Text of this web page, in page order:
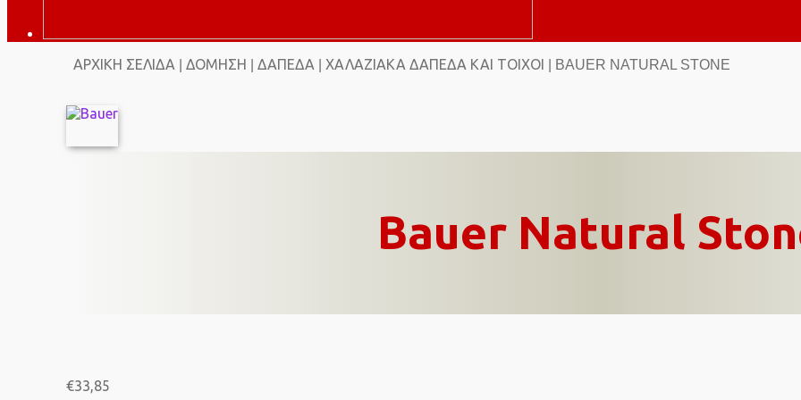
ΑΡΧΙΚΉ ΣΕΛΊΔΑ ΔΌΜΗΣΗ ΔΆΠΕΔΑ ΧΑΛΑΖΙΑΚΆ ΔΆΠΕΔΑ ΚΑΙ ΤΟΊΧΟΙ | BAUER NATURAL STONE
Bauer Natural
€33,85